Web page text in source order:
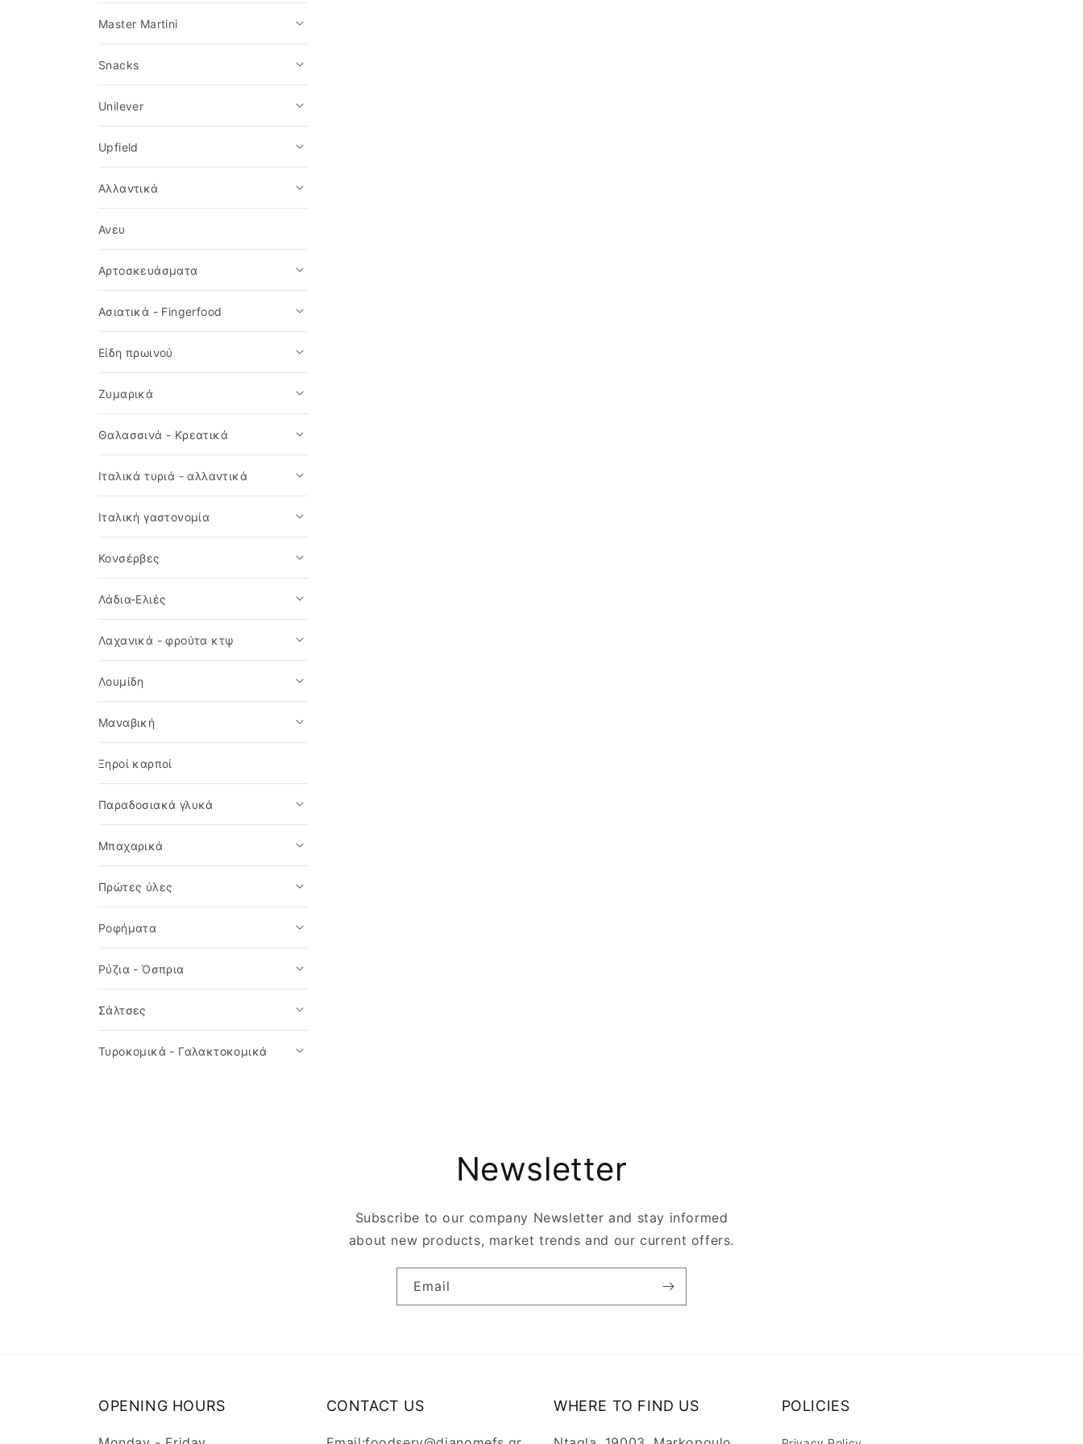
t
i
o
n
:
Master Martini
Snacks
Unilever
Upfield
Αλλαντικά
Ανευ
Αρτοσκευάσματα
Ασιατικά - Fingerfood
Είδη πρωινού
Ζυμαρικά
Θαλασσινά - Κρεατικά
Ιταλικά τυριά - αλλαντικά
Ιταλική γαστονομία
Κονσέρβες
Λάδια-Ελιές
Λαχανικά - φρούτα κτψ
Λουμίδη
Μαναβική
Ξηροί καρποί
Παραδοσιακά γλυκά
Μπαχαρικά
Πρώτες ύλες
Ροφήματα
Ρύζια - Όσπρια
Σάλτσες
Τυροκομικά - Γαλακτοκομικά
Newsletter
Subscribe to our company Newsletter and stay informed
about new products, market trends and our current offers.
Email
OPENING HOURS CONTACT US WHERE TO FIND US POLICIES